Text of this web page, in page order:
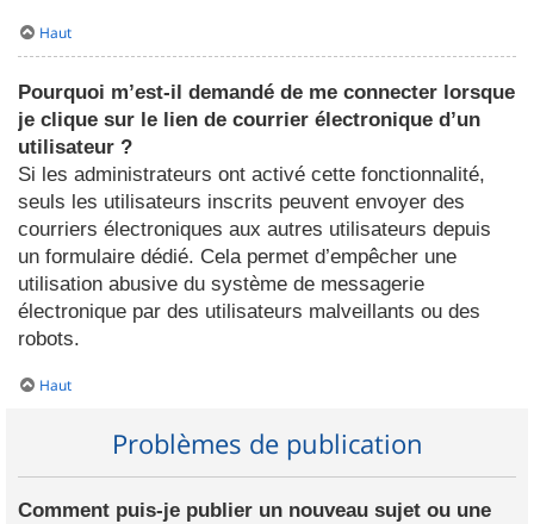
Haut
Pourquoi m’est-il demandé de me connecter lorsque
je clique sur le lien de courrier électronique d’un
utilisateur ?
Si les administrateurs ont activé cette fonctionnalité,
seuls les utilisateurs inscrits peuvent envoyer des
courriers électroniques aux autres utilisateurs depuis
un formulaire dédié. Cela permet d’empêcher une
utilisation abusive du système de messagerie
électronique par des utilisateurs malveillants ou des
robots.
Haut
Problèmes de publication
Comment puis-je publier un nouveau sujet ou une